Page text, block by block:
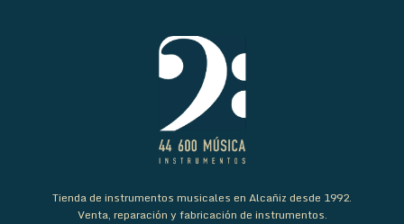
Tienda de instrumentos musicales en Alcañiz desde 1992.
Venta, reparación y fabricación de instrumentos.